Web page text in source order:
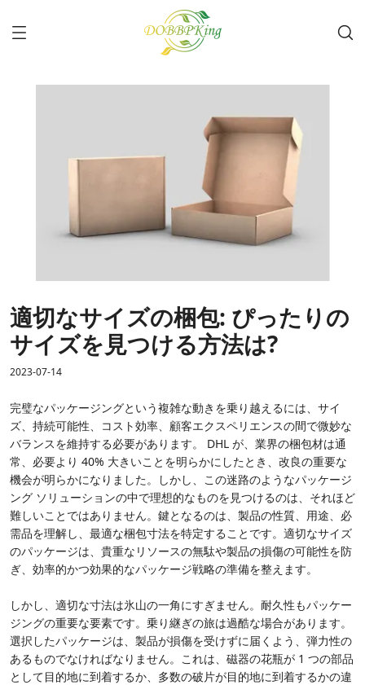
適切なサイズの梱包: ぴったりの
サイズを見つける方法は?
2023-07-14
完璧なパッケージングという複雑な動きを乗り越えるには、サイ
ズ、持続可能性、コスト効率、顧客エクスペリエンスの間で微妙な
バランスを維持する必要があります。 DHL が、業界の梱包材は通
常、必要より 40% 大きいことを明らかにしたとき、改良の重要な
機会が明らかになりました。しかし、この迷路のようなパッケージ
ング ソリューションの中で理想的なものを見つけるのは、それほど
難しいことではありません。鍵となるのは、製品の性質、用途、必
需品を理解し、最適な梱包寸法を特定することです。適切なサイズ
のパッケージは、貴重なリソースの無駄や製品の損傷の可能性を防
ぎ、効率的かつ効果的なパッケージ戦略の準備を整えます。
しかし、適切な寸法は氷山の一角にすぎません。耐久性もパッケー
ジングの重要な要素です。乗り継ぎの旅は過酷な場合があります。
選択したパッケージは、製品が損傷を受けずに届くよう、弾力性の
あるものでなければなりません。これは、磁器の花瓶が 1 つの部品
として目的地に到着するか、多数の破片が目的地に到着するかの違